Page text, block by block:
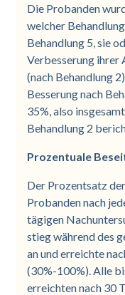
Die Probanden
welcher
Behandlung 5, sie
Verbesserung ihrer
(nach Behandlung
Besserung nach
35%, also
Behandlung 2
Prozentuale
Der Prozentsatz
Probanden nach
tägigen
stieg während des
an und erreichte
(30%-100%). Alle
erreichten nach 30